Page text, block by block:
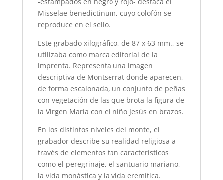
-estampados en negro y rojo- destaca el
Misselae benedictinum, cuyo colofón se
reproduce en el sello.
Este grabado xilográfico, de 87 x 63 mm., se
utilizaba como marca editorial de la
imprenta. Representa una imagen
descriptiva de Montserrat donde aparecen,
de forma escalonada, un conjunto de peñas
con vegetación de las que brota la figura de
la Virgen María con el niño Jesús en brazos.
En los distintos niveles del monte, el
grabador describe su realidad religiosa a
través de elementos tan característicos
como el peregrinaje, el santuario mariano,
la vida monástica y la vida eremítica.